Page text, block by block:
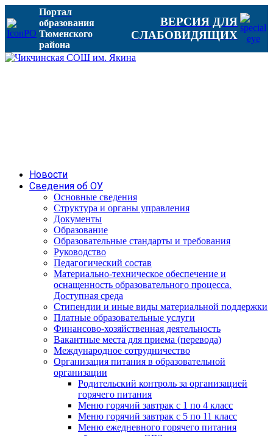
Портал
образования
Тюменского
района
ВЕРСИЯ ДЛЯ
СЛАБОВИДЯЩИХ
Новости
Сведения об ОУ
Основные сведения
Структура и органы управления
Документы
Образование
Образовательные стандарты и требования
Руководство
Педагогический состав
Материально-техническое обеспечение и
оснащенность образовательного процесса.
Доступная среда
Стипендии и иные виды материальной поддержки
Платные образовательные услуги
Финансово-хозяйственная деятельность
Вакантные места для приема (перевода)
Международное сотрудничество
Организация питания в образовательной
организации
Родительский контроль за организацией
горячего питания
Меню горячий завтрак с 1 по 4 класс
Меню горячий завтрак с 5 по 11 класс
Меню ежедневного горячего питания